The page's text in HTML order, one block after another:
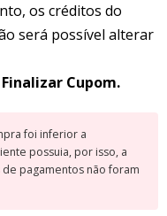
os créditos do
será possível alterar
Finalizar Cupom.
foi inferior a
possuia, por isso, a
pagamentos não foram